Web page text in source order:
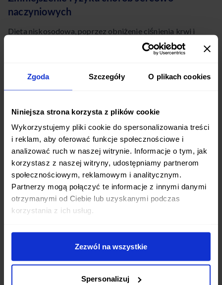
Zgoda Szczegóły O plikach cookies
Niniejsza strona korzysta z plików cookie
Wykorzystujemy pliki cookie do spersonalizowania treści
i reklam, aby oferować funkcje społecznościowe i
analizować ruch w naszej witrynie. Informacje o tym, jak
korzystasz z naszej witryny, udostępniamy partnerom
społecznościowym, reklamowym i analitycznym.
Partnerzy mogą połączyć te informacje z innymi danymi
otrzymanymi od Ciebie lub uzyskanymi podczas
korzystania z ich usług.
Zezwól na wszystkie
Spersonalizuj
naczyniowych
Dieta niskosodowa, poprzez obniżenie ciśnienia krwi i
poprawę funkcjonowania naczyń krwionośnych, przyczynia
takich jak:
Udar mózgu
Niewydolność serca
Choroby tętnic obwodowych
Badania pokazują, że długotrwałe stosowanie diety
niskosodowej może znacząco obniżyć ryzyko zgonu z
powodu chorób sercowo-naczyniowych.
Kontrola wagi
sposobów: